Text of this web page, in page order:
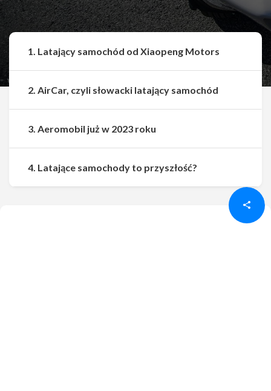
Udostępnij Udostępnij
1. Latający samochód od Xiaopeng Motors
2. AirCar, czyli słowacki latający samochód
3. Aeromobil już w 2023 roku
4. Latające samochody to przyszłość?